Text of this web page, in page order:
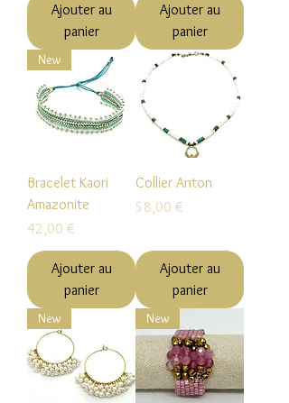
Ajouter au
panier
Ajouter au
panier
New
Bracelet Kaori
Amazonite
Prix
42,00 €
Ajouter au
panier
Collier Anton
Prix
58,00 €
Ajouter au
panier
New New